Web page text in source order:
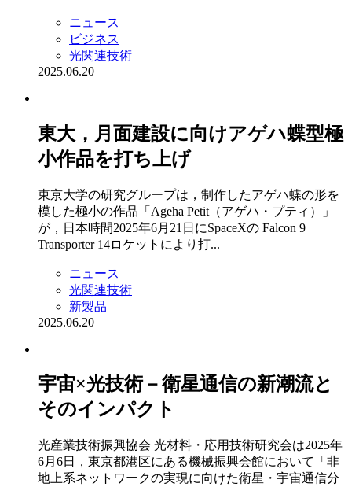
ニュース
ビジネス
光関連技術
2025.06.20
東大，月面建設に向けアゲハ蝶型極
小作品を打ち上げ
東京大学の研究グループは，制作したアゲハ蝶の形を
模した極小の作品「Ageha Petit（アゲハ・プティ）」
が，日本時間2025年6月21日にSpaceXの Falcon 9
Transporter 14ロケットにより打...
ニュース
光関連技術
新製品
2025.06.20
宇宙×光技術－衛星通信の新潮流と
そのインパクト
光産業技術振興協会 光材料・応用技術研究会は2025年
6月6日，東京都港区にある機械振興会館において「非
地上系ネットワークの実現に向けた衛星・宇宙通信分